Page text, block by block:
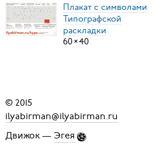
Плакат с символами
Типографской
раскладки
60×40
© 2015
ilyabirman@ilyabirman.ru
Движок — Эгея